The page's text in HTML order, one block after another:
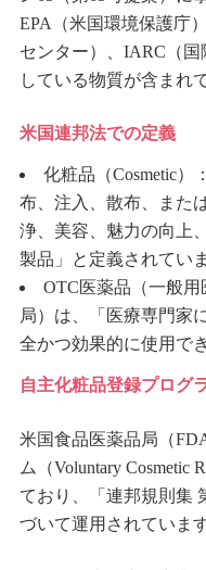
EPA（米国環境保護庁
センター）、IARC（
している物質が含まれ
米国連邦法での定義
化粧品（Cosmetic）
布、注入、散布、また
浄、美容、魅力の向上
製品」と定義されていま
OTC医薬品（一般
局）は、「医療専門家
全かつ効果的に使用で
自主化粧品登録プログ
米国食品医薬品局（
ム（Voluntary Cosmetic
ており、「連邦規則集
づいて運用されています